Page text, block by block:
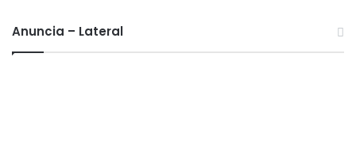
Anuncia – Lateral